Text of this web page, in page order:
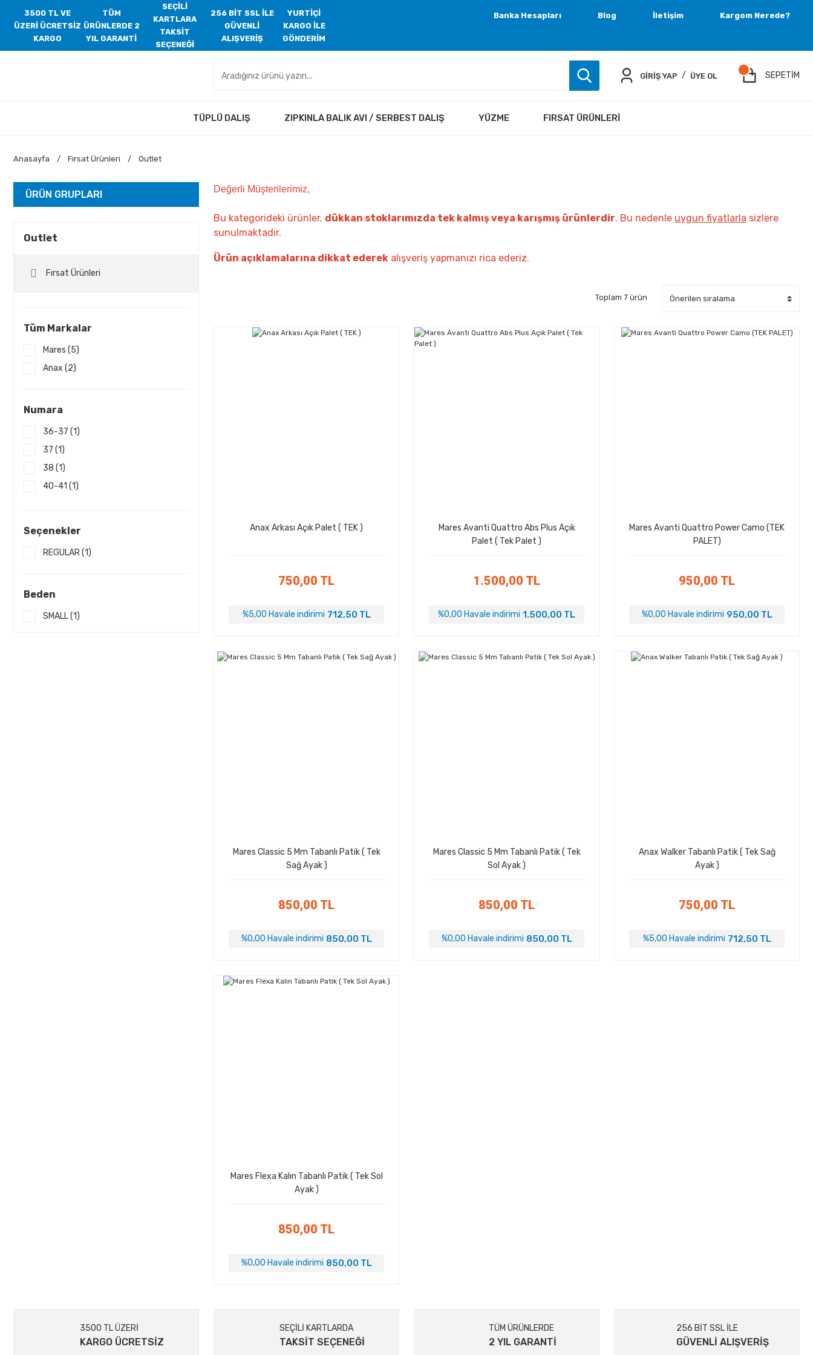
3500 TL VE
ÜZERİ ÜCRETSİZ
KARGO
TÜM
ÜRÜNLERDE 2
YIL GARANTİ
SEÇİLİ
KARTLARA
TAKSİT
SEÇENEĞİ
256 BİT SSL İLE
GÜVENLİ
ALIŞVERİŞ
YURTİÇİ
KARGO İLE
GÖNDERİM
Banka Hesapları Blog İletişim Kargom Nerede?
GİRİŞ YAP / ÜYE OL SEPETİM
TÜPLÜ DALIŞ ZIPKINLA BALIK AVI / SERBEST DALIŞ YÜZME FIRSAT ÜRÜNLERI
Anasayfa Fırsat Ürünleri Outlet
ÜRÜN GRUPLARI
Outlet
Fırsat Ürünleri
Tüm Markalar
Mares (5)
Anax (2)
Numara
36-37 (1)
37 (1)
38 (1)
40-41 (1)
Seçenekler
REGULAR (1)
Beden
SMALL (1)
Değerli Müşterilerimiz,
Bu kategorideki ürünler, dükkan stoklarımızda tek kalmış veya karışmış ürünlerdir. Bu nedenle uygun fiyatlarla sizlere
sunulmaktadır.
Ürün açıklamalarına dikkat ederek alışveriş yapmanızı rica ederiz.
Toplam 7 ürün
Anax Arkası Açık Palet ( TEK )
750,00 TL
%5,00 Havale indirimi 712,50 TL
Mares Avanti Quattro Abs Plus Açık
Palet ( Tek Palet )
1.500,00 TL
%0,00 Havale indirimi 1.500,00 TL
Mares Avanti Quattro Power Camo (TEK
PALET)
950,00 TL
%0,00 Havale indirimi 950,00 TL
Mares Classic 5 Mm Tabanlı Patik ( Tek
Sağ Ayak )
850,00 TL
%0,00 Havale indirimi 850,00 TL
Mares Classic 5 Mm Tabanlı Patik ( Tek
Sol Ayak )
850,00 TL
%0,00 Havale indirimi 850,00 TL
Anax Walker Tabanlı Patik ( Tek Sağ
Ayak )
750,00 TL
%5,00 Havale indirimi 712,50 TL
Mares Flexa Kalın Tabanlı Patik ( Tek Sol
Ayak )
850,00 TL
%0,00 Havale indirimi 850,00 TL
3500 TL ÜZERİ
KARGO ÜCRETSİZ
SEÇİLİ KARTLARDA
TAKSİT SEÇENEĞİ
TÜM ÜRÜNLERDE
2 YIL GARANTİ
256 BİT SSL İLE
GÜVENLİ ALIŞVERİŞ